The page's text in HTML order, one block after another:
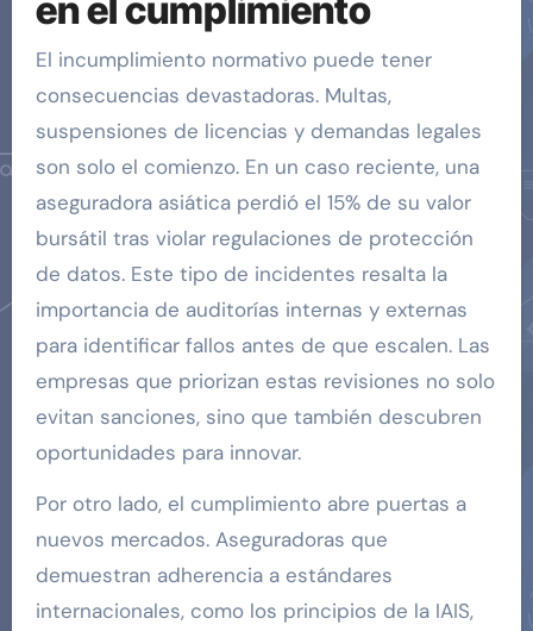
en el cumplimiento
El incumplimiento normativo puede tener
consecuencias devastadoras. Multas,
suspensiones de licencias y demandas legales
son solo el comienzo. En un caso reciente, una
aseguradora asiática perdió el 15% de su valor
bursátil tras violar regulaciones de protección
de datos. Este tipo de incidentes resalta la
importancia de auditorías internas y externas
para identificar fallos antes de que escalen. Las
empresas que priorizan estas revisiones no solo
evitan sanciones, sino que también descubren
oportunidades para innovar.
Por otro lado, el cumplimiento abre puertas a
nuevos mercados. Aseguradoras que
demuestran adherencia a estándares
internacionales, como los principios de la IAIS,